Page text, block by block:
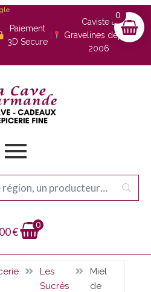
Paiement
3D Secure
Caviste à
Gravelines depuis
2006
€
0
Les
Sucrés
Miel
de
0